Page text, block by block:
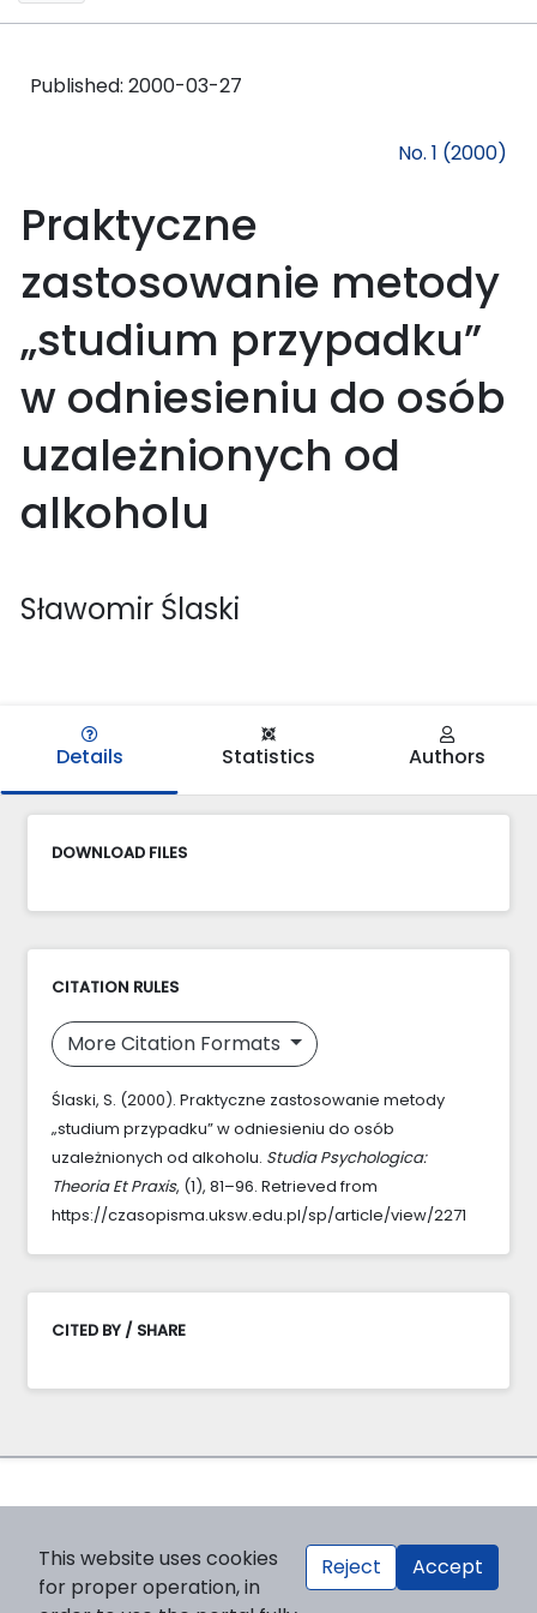
Published: 2000-03-27
No. 1 (2000)
Praktyczne
zastosowanie metody
„studium przypadku”
w odniesieniu do osób
uzależnionych od
alkoholu
Sławomir Ślaski
Details Statistics Authors
DOWNLOAD FILES
CITATION RULES
More Citation Formats
Ślaski, S. (2000). Praktyczne zastosowanie metody
„studium przypadku” w odniesieniu do osób
uzależnionych od alkoholu. Studia Psychologica:
Theoria Et Praxis, (1), 81–96. Retrieved from
https://czasopisma.uksw.edu.pl/sp/article/view/2271
CITED BY / SHARE
This website uses cookies
for proper operation, in
Reject Accept